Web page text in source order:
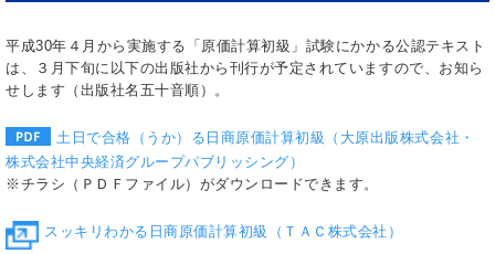
平成30年４月から実施する「原価計算初級」試験にかかる公認テキスト
は、３月下旬に以下の出版社から刊行が予定されていますので、お知ら
せします（出版社名五十音順）。
土日で合格（うか）る日商原価計算初級（大原出版株式会社・
株式会社中央経済グループパブリッシング）
※チラシ（ＰＤＦファイル）がダウンロードできます。
スッキリわかる日商原価計算初級（ＴＡＣ株式会社）